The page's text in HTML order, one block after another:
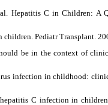
Hepatitis C in Children: A
children. Pediatr Transplant.
be in the context of
infection in childhood:
C infection in